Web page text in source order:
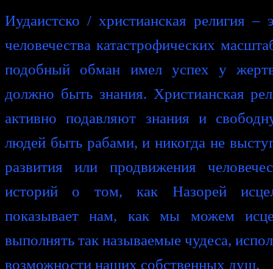
Иудаистско / христианская религия
человечества катастрофических
подобный обман имел успех у
должно быть знания. Христианская
активно подавляют знания и
людей быть рабами, и никогда не
развития или продвижения
историй о том, как Назорей
показывает нам, как мы можем
выполнять так называемые чудеса,
возможности наших собственных душ.